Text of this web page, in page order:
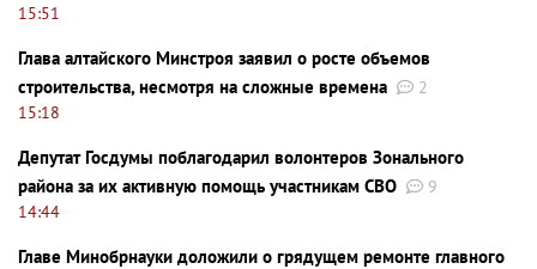
15:51
Глава алтайского Минстроя заявил о росте объемов
строительства, несмотря на сложные времена
2
15:18
Депутат Госдумы поблагодарил волонтеров Зонального
района за их активную помощь участникам СВО
9
14:44
Главе Минобрнауки доложили о грядущем ремонте главного